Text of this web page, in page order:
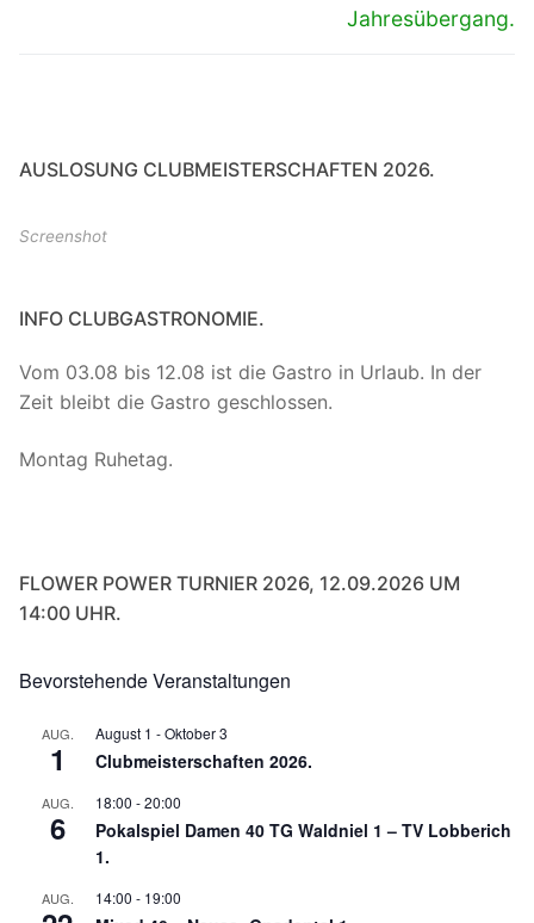
Jahresübergang.
AUSLOSUNG CLUBMEISTERSCHAFTEN 2026.
Screenshot
INFO CLUBGASTRONOMIE.
Vom 03.08 bis 12.08 ist die Gastro in Urlaub. In der
Zeit bleibt die Gastro geschlossen.
Montag Ruhetag.
FLOWER POWER TURNIER 2026, 12.09.2026 UM
14:00 UHR.
Bevorstehende Veranstaltungen
AUG.
1
August 1 -Oktober 3
Clubmeisterschaften 2026.
AUG.
6
18:00 -20:00
Pokalspiel Damen 40 TG Waldniel 1 – TV Lobberich
1.
AUG. 14:00 - 19:00